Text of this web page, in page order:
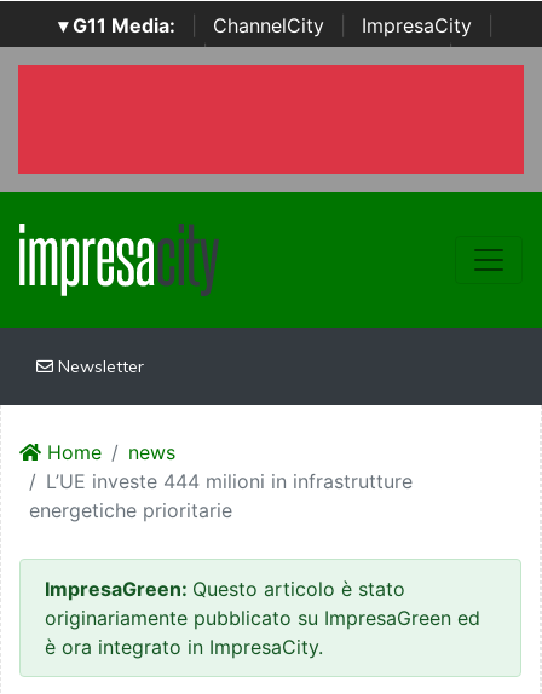
▾ G11 Media: ChannelCity ImpresaCity
SecurityOpenLab | Italian Channel Awards | Italian
Newsletter
Home
news
L’UE investe 444 milioni in infrastrutture
energetiche prioritarie
ImpresaGreen: Questo articolo è stato
originariamente pubblicato su ImpresaGreen ed
è ora integrato in ImpresaCity.